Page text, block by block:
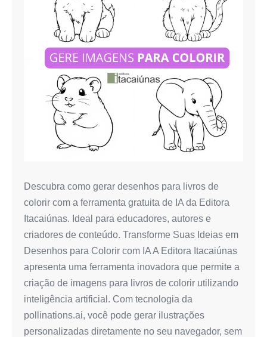
Incríveis
Inteligência
Artificial
Ferramenta
Gratuita
Descubra como gerar desenhos para livros de
colorir com a ferramenta gratuita de IA da Editora
Itacaiúnas. Ideal para educadores, autores e
criadores de conteúdo. Transforme Suas Ideias em
Desenhos para Colorir com IA A Editora Itacaiúnas
apresenta uma ferramenta inovadora que permite a
criação de imagens para livros de colorir utilizando
inteligência artificial. Com tecnologia da
pollinations.ai, você pode gerar ilustrações
personalizadas diretamente no seu navegador, sem